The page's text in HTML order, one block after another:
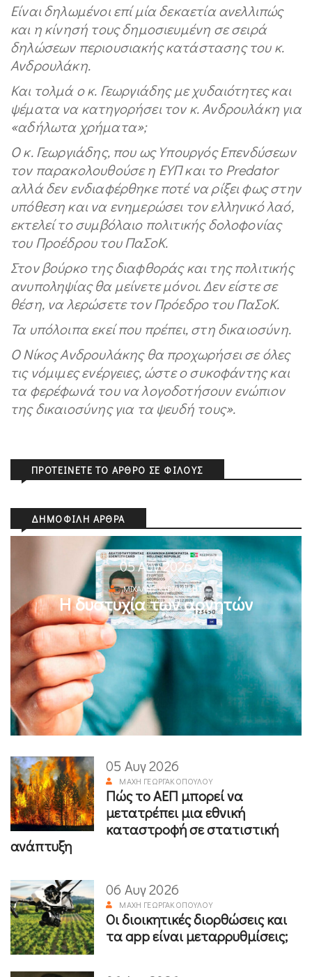
Είναι δηλωμένοι επί μία δεκαετία ανελλιπώς
και η κίνησή τους δημοσιευμένη σε σειρά
δηλώσεων περιουσιακής κατάστασης του κ.
Ανδρουλάκη.
Και τολμά ο κ. Γεωργιάδης με χυδαιότητες και
ψέματα να κατηγορήσει τον κ. Ανδρουλάκη για
«αδήλωτα χρήματα»;
Ο κ. Γεωργιάδης, που ως Υπουργός Επενδύσεων
τον παρακολουθούσε η ΕΥΠ και το Predator
αλλά δεν ενδιαφέρθηκε ποτέ να ρίξει φως στην
υπόθεση και να ενημερώσει τον ελληνικό λαό,
εκτελεί το συμβόλαιο πολιτικής δολοφονίας
του Προέδρου του ΠαΣοΚ.
Στον βούρκο της διαφθοράς και της πολιτικής
ανυποληψίας θα μείνετε μόνοι. Δεν είστε σε
θέση, να λερώσετε τον Πρόεδρο του ΠαΣοΚ.
Τα υπόλοιπα εκεί που πρέπει, στη δικαιοσύνη.
Ο Νίκος Ανδρουλάκης θα προχωρήσει σε όλες
τις νόμιμες ενέργειες, ώστε ο συκοφάντης και
τα φερέφωνά του να λογοδοτήσουν ενώπιον
της δικαιοσύνης για τα ψευδή τους».
ΠΡΟΤΕΊΝΕΤΕ ΤΟ ΆΡΘΡΟ ΣΕ ΦΊΛΟΥΣ
ΔΗΜΟΦΙΛΉ ΆΡΘΡΑ
05 Αυγ 2026
ΜΙΧΆΛΗΣ ΚΥΡΙΑΚΊΔΗΣ
Η δυστυχία των αρνητών
05 Αυγ 2026
ΜΆΧΗ ΓΕΩΡΓΑΚΟΠΟΎΛΟΥ
Πώς το ΑΕΠ μπορεί να
μετατρέπει μια εθνική
καταστροφή σε στατιστική
ανάπτυξη
06 Αυγ 2026
ΜΆΧΗ ΓΕΩΡΓΑΚΟΠΟΎΛΟΥ
Οι διοικητικές διορθώσεις και
τα app είναι μεταρρυθμίσεις;